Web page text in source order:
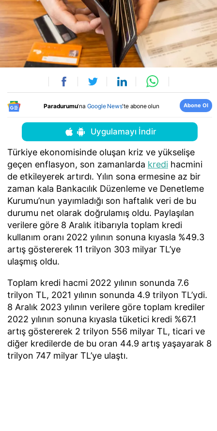
Paradurumu'na Google News'te abone olun Abone Ol
Uygulamayı İndir
Türkiye ekonomisinde oluşan kriz ve yükselişe
geçen enflasyon, son zamanlarda kredi hacmini
de etkileyerek artırdı. Yılın sona ermesine az bir
zaman kala Bankacılık Düzenleme ve Denetleme
Kurumu’nun yayımladığı son haftalık veri de bu
durumu net olarak doğrulamış oldu. Paylaşılan
verilere göre 8 Aralık itibarıyla toplam kredi
kullanım oranı 2022 yılının sonuna kıyasla %49.3
artış göstererek 11 trilyon 303 milyar TL’ye
ulaşmış oldu.
Toplam kredi hacmi 2022 yılının sonunda 7.6
trilyon TL, 2021 yılının sonunda 4.9 trilyon TL’ydi.
8 Aralık 2023 yılının verilere göre toplam krediler
2022 yılının sonuna kıyasla tüketici kredi %67.1
artış göstererek 2 trilyon 556 milyar TL, ticari ve
diğer kredilerde de bu oran 44.9 artış yaşayarak 8
trilyon 747 milyar TL’ye ulaştı.